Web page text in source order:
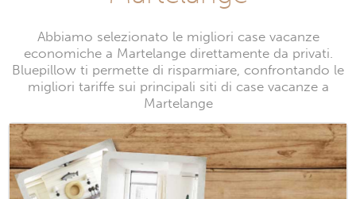
Abbiamo selezionato le migliori case vacanze
economiche a Martelange direttamente da privati.
Bluepillow ti permette di risparmiare, confrontando le
migliori tariffe sui principali siti di case vacanze a
Martelange